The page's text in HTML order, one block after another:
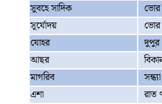
সুবহে সাদিক
সূর্যোদয়
যোহর
আছর
মাগরিব
এশা
রাত